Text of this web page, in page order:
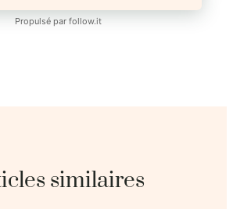
Propulsé par follow.it
similaires